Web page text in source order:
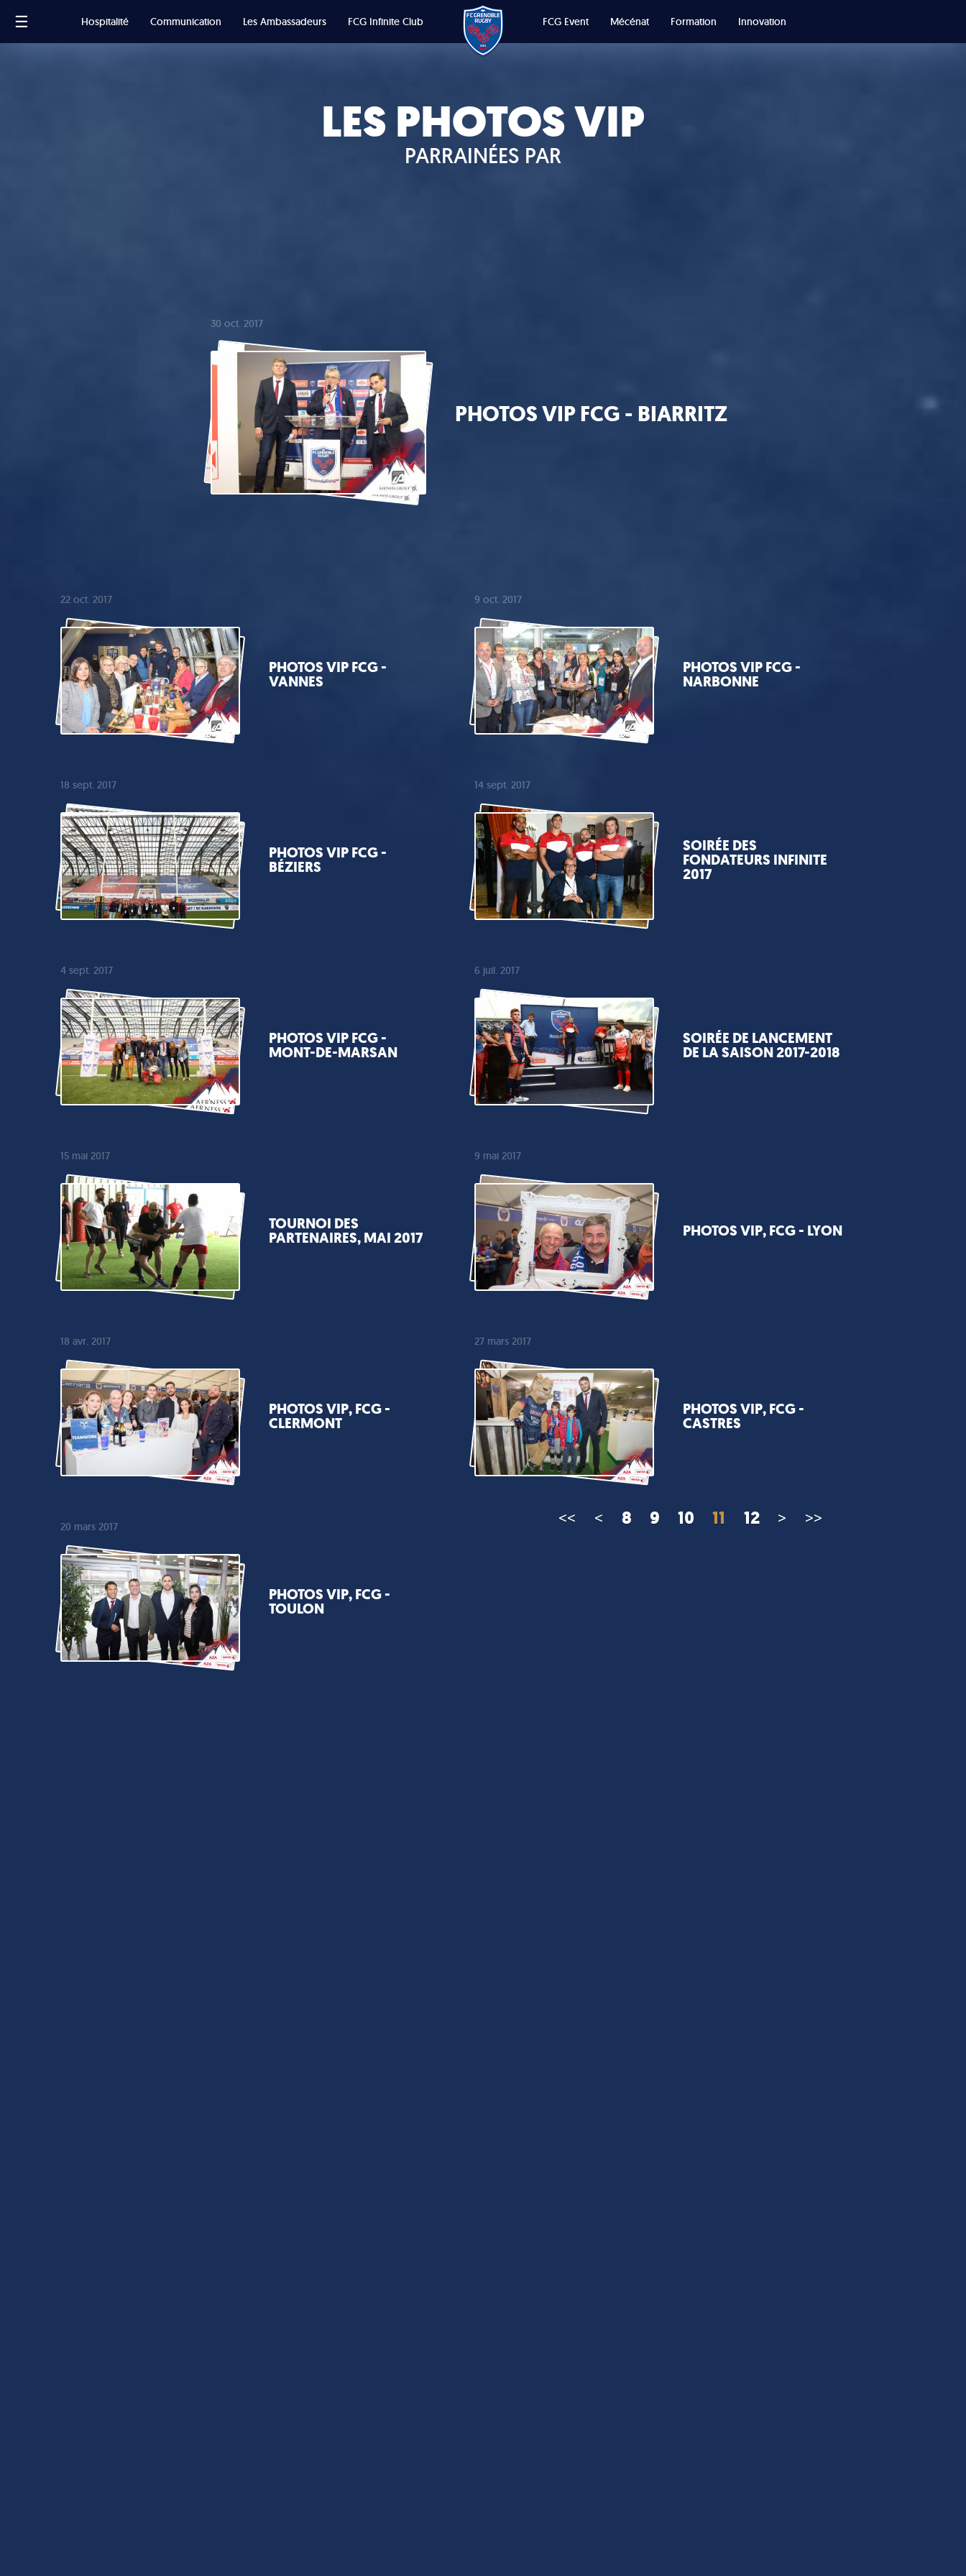
☰ Hospitalité Communication Les Ambassadeurs FCG Infinite Club FCG Event Mécénat Formation Innovation
LES PHOTOS VIP
PARRAINÉES PAR
30 oct. 2017
PHOTOS VIP FCG - BIARRITZ
22 oct. 2017
PHOTOS VIP FCG -
VANNES
9 oct. 2017
PHOTOS VIP FCG -
NARBONNE
18 sept. 2017
PHOTOS VIP FCG -
BÉZIERS
14 sept. 2017
SOIRÉE DES
FONDATEURS INFINITE
2017
4 sept. 2017
PHOTOS VIP FCG -
MONT-DE-MARSAN
6 juil. 2017
SOIRÉE DE LANCEMENT
DE LA SAISON 2017-2018
15 mai 2017
TOURNOI DES
PARTENAIRES, MAI 2017
9 mai 2017
PHOTOS VIP, FCG - LYON
18 avr. 2017
PHOTOS VIP, FCG -
CLERMONT
27 mars 2017
PHOTOS VIP, FCG -
CASTRES
20 mars 2017
PHOTOS VIP, FCG -
TOULON
<< < 8 9 10 11 12 > >>